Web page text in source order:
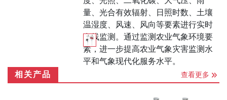
量、光合有效辐射、日照时数、土壤
温湿度、风速、风向等要素进行实时
在线监测。通过监测农业气象环境要
素，进一步提高农业气象灾害监测水
平和气象现代化服务水平。
相关产品
查看更多